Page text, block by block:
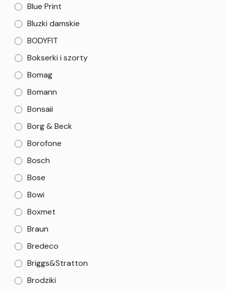
Blue Print
Bluzki damskie
BODYFIT
Bokserki i szorty
Bomag
Bomann
Bonsaii
Borg & Beck
Borofone
Bosch
Bose
Bowi
Boxmet
Braun
Bredeco
Briggs&Stratton
Brodziki